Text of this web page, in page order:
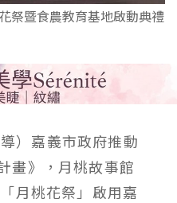
祭暨食農教育基地啟動典禮
）嘉義市政府推動
畫》，月桃故事館
月桃花祭」啟用嘉